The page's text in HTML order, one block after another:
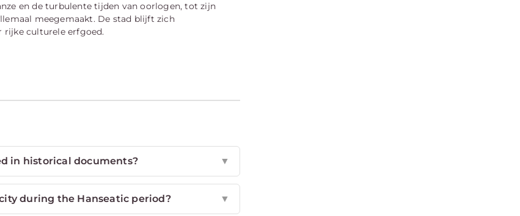
en de turbulente tijden van oorlogen, tot zijn
meegemaakt. De stad blijft zich
rijke culturele erfgoed.
in historical documents? ▼
during the Hanseatic period? ▼